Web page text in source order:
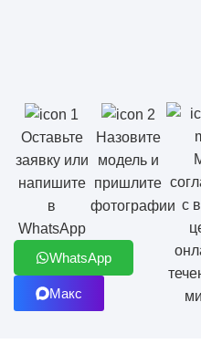
Оставьте
заявку или
напишите
в
WhatsApp
WhatsApp
Макс
Назовите
модель и
пришлите
фотографии с